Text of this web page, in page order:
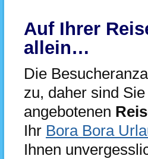
Auf Ihrer
allein…
Die
zu, daher sind
angebotenen
Ihr Bora Bora
Ihnen